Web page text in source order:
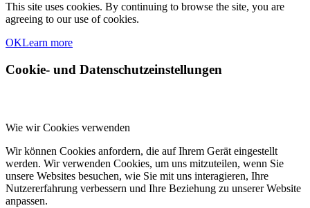
This site uses cookies. By continuing to browse the site, you are
agreeing to our use of cookies.
OKLearn more
Cookie- und Datenschutzeinstellungen
Wie wir Cookies verwenden
Wir können Cookies anfordern, die auf Ihrem Gerät eingestellt
werden. Wir verwenden Cookies, um uns mitzuteilen, wenn Sie
unsere Websites besuchen, wie Sie mit uns interagieren, Ihre
Nutzererfahrung verbessern und Ihre Beziehung zu unserer Website
anpassen.